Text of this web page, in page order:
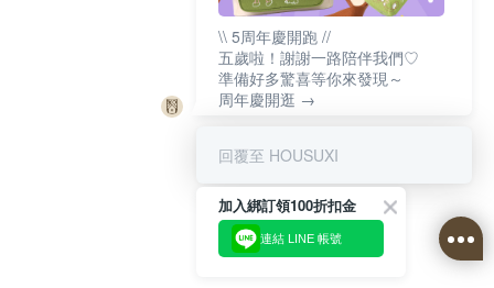
\\ 5周年慶開跑 //
五歲啦！謝謝一路陪伴我們♡
準備好多驚喜等你來發現～
周年慶開逛 →
回覆至 HOUSUXI
加入綁訂領100折扣金
連結 LINE 帳號